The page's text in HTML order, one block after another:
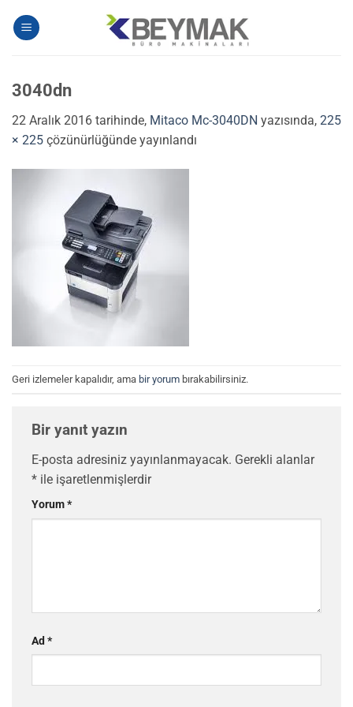
atla
3040dn
22 Aralık 2016 tarihinde, Mitaco Mc-3040DN yazısında, 225
× 225 çözünürlüğünde yayınlandı
Geri izlemeler kapalıdır, ama bir yorum bırakabilirsiniz.
Bir yanıt yazın
E-posta adresiniz yayınlanmayacak. Gerekli alanlar
* ile işaretlenmişlerdir
Yorum*
Ad *